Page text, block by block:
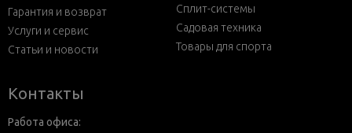
Гарантия и возврат
Услуги и сервис
Статьи и новости
Сплит-системы
Садовая техника
Товары для спорта
Контакты
Работа офиса: